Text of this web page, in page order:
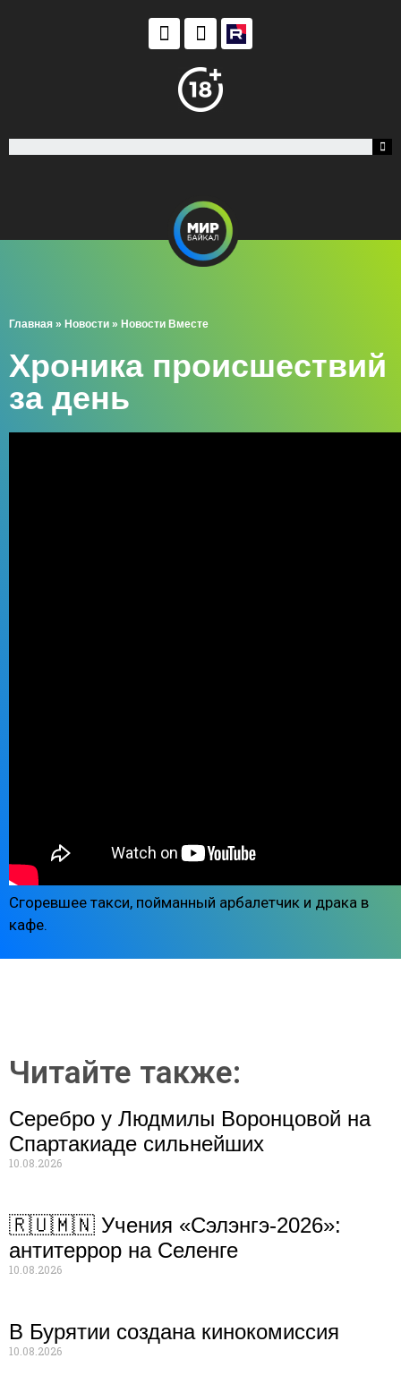
Главная » Новости » Новости Вместе
Хроника происшествий
за день
Сгоревшее такси, пойманный арбалетчик и драка в
кафе.
Читайте также:
Серебро у Людмилы Воронцовой на
Спартакиаде сильнейших
10.08.2026
🇷🇺🇲🇳 Учения «Сэлэнгэ-2026»:
антитеррор на Селенге
10.08.2026
В Бурятии создана кинокомиссия
10.08.2026